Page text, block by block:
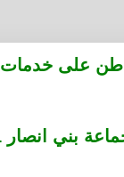
على خدمات